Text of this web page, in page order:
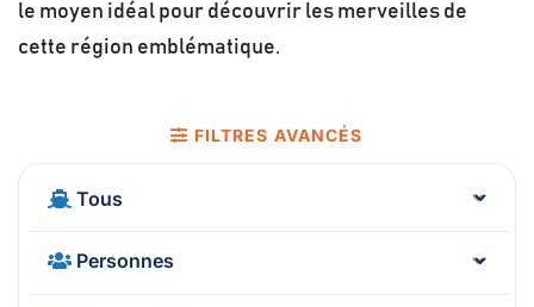
le moyen idéal pour découvrir les merveilles de
cette région emblématique.
FILTRES AVANCÉS